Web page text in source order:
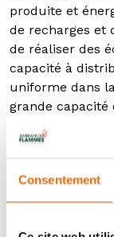
Consentement
produite et
de recharges et
de réaliser des
capacité à
uniforme dans
grande
bûches
Flammes vous
qu’une bûche
le foyer. Le